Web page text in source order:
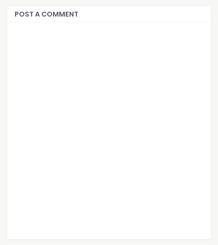
POST A COMMENT